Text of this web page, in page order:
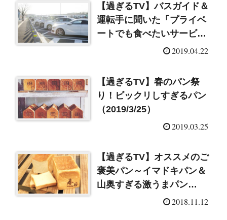
【過ぎるTV】バスガイド＆
運転手に聞いた「プライベ
ートでも食べたいサービス
2019.04.22
【過ぎるTV】春のパン祭
り！ビックリしすぎるパン
（2019/3/25）
2019.03.25
【過ぎるTV】オススメのご
褒美パン～イマドキパン＆
山奥すぎる激うまパン
2018.11.12